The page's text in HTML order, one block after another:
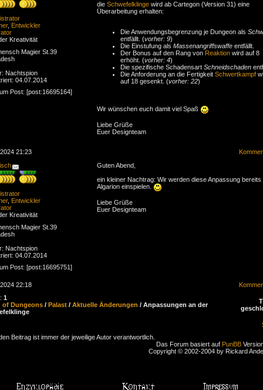
, Entwickler
Kreativität
Magier St.39
Nachtspion
04.07.2014
Post: [post:16695164]
die Schwefelklinge wird ab Cartegon (Version 31) eine
Überarbeitung erhalten:
Die Anwendungsbegrenzung je Dungeon als
entfällt. (vorher: 9)
Die Einstufung als Massenangriffswaffe entfällt.
Der Bonus auf den Rang von Reaktion wird auf 8
erhöht. (vorher: 4)
Die spezifische Schadensart Schneidschaden
Die Anforderung an die Fertigkeit Schwertkampf
auf 18 gesenkt. (vorher: 22)
Wir wünschen euch damit viel Spaß
Liebe Grüße
Euer Designteam
21:23
, Entwickler
Kreativität
Magier St.39
Nachtspion
04.07.2014
Post: [post:16695751]
Guten Abend,
ein kleiner Nachtrag: Wir werden diese Anpassung bereits
Algarion einspielen.
Liebe Grüße
Euer Designteam
22:18
1
of Dungeons / Palast / Aktuelle Änderungen / Anpassungen an der
Beitrag ist immer der jeweilige Autor verantwortlich.
Das Forum basiert auf PunBB
Copyright © 2002-2004 by Rickard